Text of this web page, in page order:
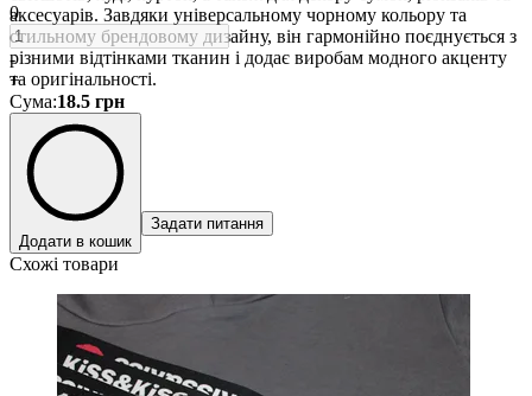
аксесуарів. Завдяки універсальному чорному кольору та
стильному брендовому дизайну, він гармонійно поєднується з
різними відтінками тканин і додає виробам модного акценту
та оригінальності.
0
-
+
Сума:18.5 грн
Додати в кошик
Задати питання
Схожі товари